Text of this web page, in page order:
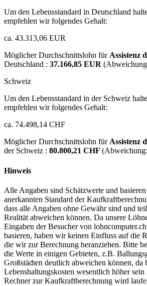
Um den Lebensstandard in Deutschland
empfehlen wir folgendes Gehalt:
ca. 43.313,06 EUR
Möglicher Durchschnittslohn fürAssistenz
Deutschland : 37.166,85 EUR
Schweiz
Um den Lebensstandard in der Schweiz
empfehlen wir folgendes Gehalt:
ca. 74.498,14 CHF
Möglicher Durchschnittslohn fürAssistenz
der Schweiz : 80.800,21 CHF (Abweichung:
Hinweis
Alle Angaben sind Schätzwerte und
anerkannten Standard der
dass alle Angaben ohne Gewähr sind und
Realität abweichen können. Da unsere
Eingaben der Besucher von
basieren, haben wir keinen Einfluss auf die
die wir zur Berechnung heranziehen. Bitte
die Werte in einigen Gebieten, z.B.
Großstädten deutlich abweichen können, da
Lebenshaltungskosten wesentlich höher
Rechner zur Kaufkraftberechnung wird